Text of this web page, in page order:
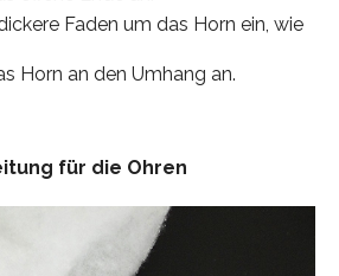
Faden um das Horn ein, wie
Horn an den Umhang an.
für die Ohren